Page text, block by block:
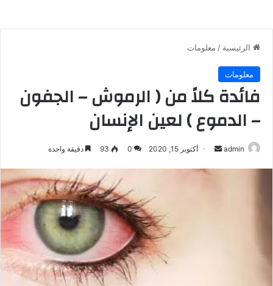
الرئيسية / معلومات
معلومات
فائدة كلاً من ( الرموش – الجفون
– الدموع ) لعين الإنسان
admin
أرسل أكتوبر 15, 2020 0
93 دقيقة واحدة